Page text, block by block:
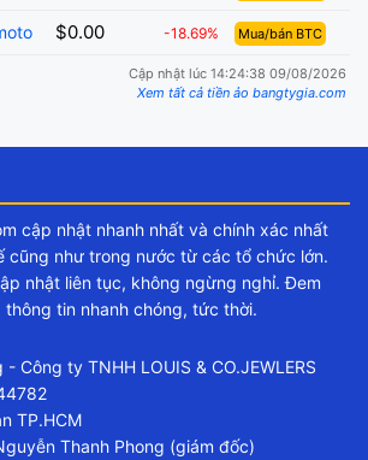
$0.00 -18.69% Mua/bán BTC
Cập nhật lúc 14:24:38 09/08/2026
Xem tất cả tiền ảo bangtygia.com
cập nhật nhanh nhất và chính xác nhất
cũng như trong nước từ các tổ chức lớn.
nhật liên tục, không ngừng nghỉ. Đem
tin nhanh chóng, tức thời.
Công ty TNHH LOUIS & CO.JEWLERS
TP.HCM
Thanh Phong (giám đốc)